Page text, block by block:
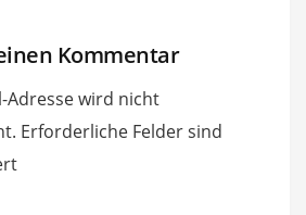
Kommentar
Adresse wird nicht
Erforderliche Felder sind